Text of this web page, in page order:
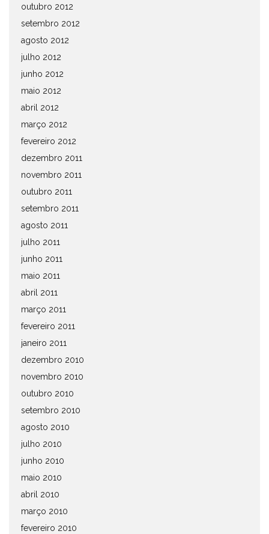
outubro 2012
setembro 2012
agosto 2012
julho 2012
junho 2012
maio 2012
abril 2012
março 2012
fevereiro 2012
dezembro 2011
novembro 2011
outubro 2011
setembro 2011
agosto 2011
julho 2011
junho 2011
maio 2011
abril 2011
março 2011
fevereiro 2011
janeiro 2011
dezembro 2010
novembro 2010
outubro 2010
setembro 2010
agosto 2010
julho 2010
junho 2010
maio 2010
abril 2010
março 2010
fevereiro 2010